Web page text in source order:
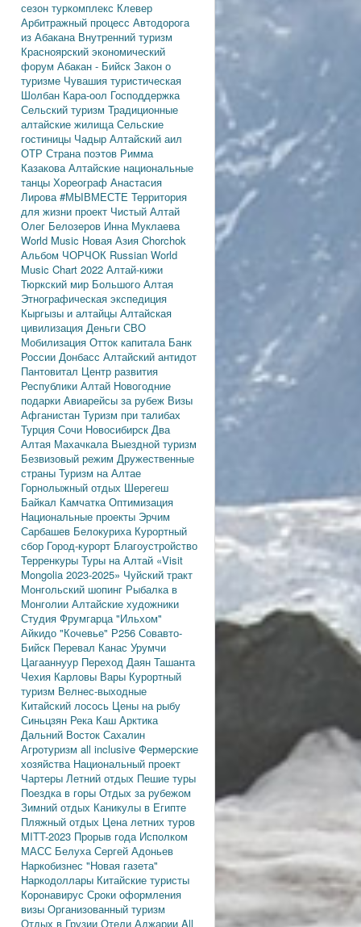
сезон туркомплекс Клевер
Арбитражный процесс Автодорога
из Абакана Внутренний туризм
Красноярский экономический
форум Абакан - Бийск Закон о
туризме Чувашия туристическая
Шолбан Кара-оол Господдержка
Сельский туризм Традиционные
алтайские жилищаСельские
гостиницы Чадыр Алтайский аил
ОТР Страна поэтов Римма
КазаковаАлтайские национальные
танцы Хореограф Анастасия
Лирова#МЫВМЕСТЕ Территория
для жизни проект Чистый Алтай
Олег Белозеров Инна Муклаева
World Music Новая Азия Chorchok
Альбом ЧОРЧОК Russian World
Music Chart 2022 Алтай-кижи
Тюркский мир Большого Алтая
Этнографическая экспедиция
Кыргызы и алтайцы Алтайская
цивилизация Деньги СВО
Мобилизация Отток капитала Банк
России Донбасс Алтайский антидот
Пантовитал Центр развития
Республики Алтай Новогодние
подарки Авиарейсы за рубеж Визы
Афганистан Туризм при талибах
Турция Сочи Новосибирск Два
Алтая Махачкала Выездной туризм
Безвизовый режим Дружественные
страны Туризм на Алтае
Горнолыжный отдых Шерегеш
Байкал КамчаткаОптимизация
Национальные проекты Эрчим
Сарбашев Белокуриха Курортный
сбор Город-курорт Благоустройство
Терренкуры Туры на Алтай «Visit
Mongolia 2023-2025» Чуйский тракт
Монгольский шопинг Рыбалка в
Монголии Алтайские художники
Студия Фрумгарца"Ильхом"
Айкидо "Кочевье" Р256 Совавто-
Бийск Перевал Канас Урумчи
Цагааннуур Переход Даян Ташанта
Чехия Карловы Вары Курортный
туризм Велнес-выходные
Китайский лосось Цены на рыбу
Синьцзян Река Каш Арктика
Дальний Восток Сахалин
Агротуризм all inclusive Фермерские
хозяйства Национальный проект
Чартеры Летний отдых Пешие туры
Поездка в горы Отдых за рубежом
Зимний отдых Каникулы в Египте
Пляжный отдых Цена летних туров
MITT-2023 Прорыв года Исполком
МАСС БелухаСергей Адоньев
Наркобизнес "Новая газета"
Наркодоллары Китайские туристы
Коронавирус Сроки оформления
визы Организованный туризм
Отдых в Грузии Отели Аджарии All